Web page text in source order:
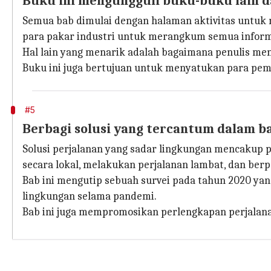
Semua bab dimulai dengan halaman aktivitas
para pakar industri untuk merangkum semua
Hal lain yang menarik adalah bagaimana penulis
Buku ini juga bertujuan untuk menyatukan para
#5
Berbagi solusi yang tercantum dalam
Solusi perjalanan yang sadar lingkungan
secara lokal, melakukan perjalanan lambat, dan
Bab ini mengutip sebuah survei pada tahun 2020
lingkungan selama pandemi.
Bab ini juga mempromosikan perlengkapan